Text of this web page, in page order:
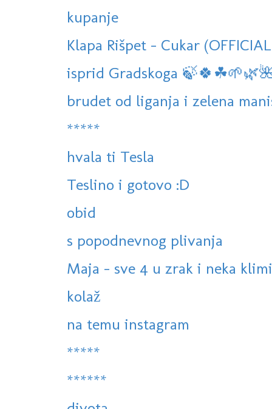
kupanje
Klapa Rišpet - Cukar
isprid Gradskoga
brudet od liganja i zelena
*****
hvala ti Tesla
Teslino i gotovo :D
obid
s popodnevnog plivanja
Maja - sve 4 u zrak i neka
kolaž
na temu instagram
*****
******